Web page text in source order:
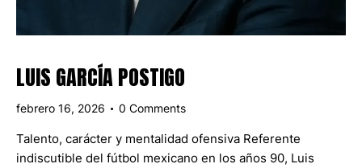
LUIS GARCÍA POSTIGO
febrero 16, 2026 0 Comments
Talento, carácter y mentalidad ofensiva Referente
indiscutible del fútbol mexicano en los años 90, Luis